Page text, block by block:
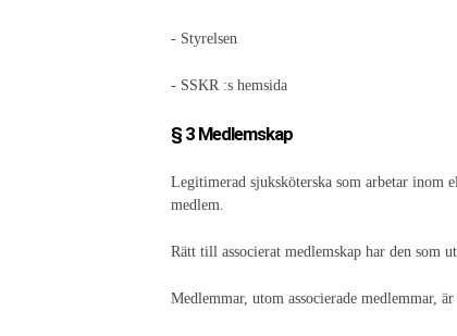
- Styrelsen
- SSKR :s hemsida
§ 3 Medlemskap
Legitimerad sjuksköterska som arbetar inom
medlem.
Rätt till associerat medlemskap har den som
Medlemmar, utom associerade medlemmar,